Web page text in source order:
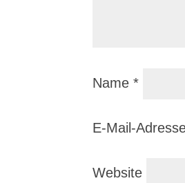
Name*
E-Mail-
Website